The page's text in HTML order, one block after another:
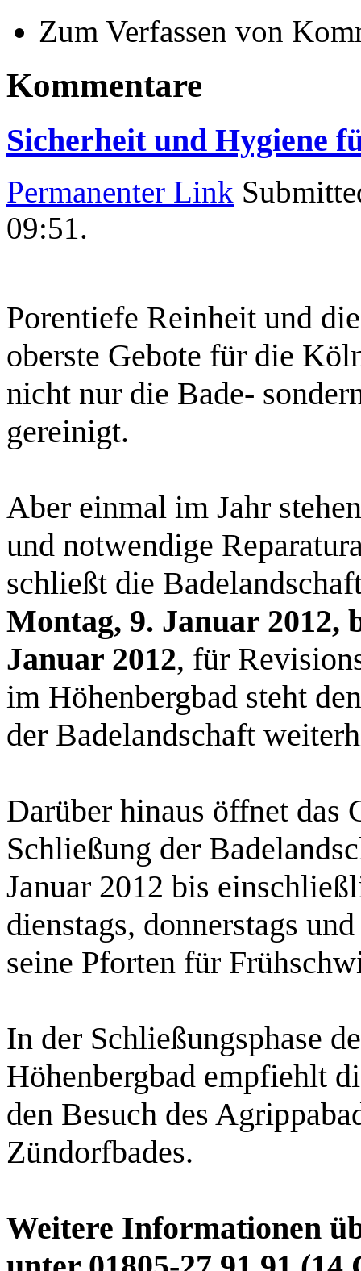
Zum Verfassen von
Kommentare
Sicherheit und Hygiene
Permanenter Link
09:51.
Porentiefe Reinheit und
oberste Gebote für die
nicht nur die Bade-
gereinigt.
Aber einmal im Jahr
und notwendige
schließt die
Montag, 9. Januar 2012,
Januar 2012, für
im Höhenbergbad steht
der Badelandschaft
Darüber hinaus öffnet das
Schließung der
Januar 2012 bis
dienstags, donnerstags
seine Pforten für
In der Schließungsphase
Höhenbergbad empfiehlt
den Besuch des
Zündorfbades.
Weitere Informationen